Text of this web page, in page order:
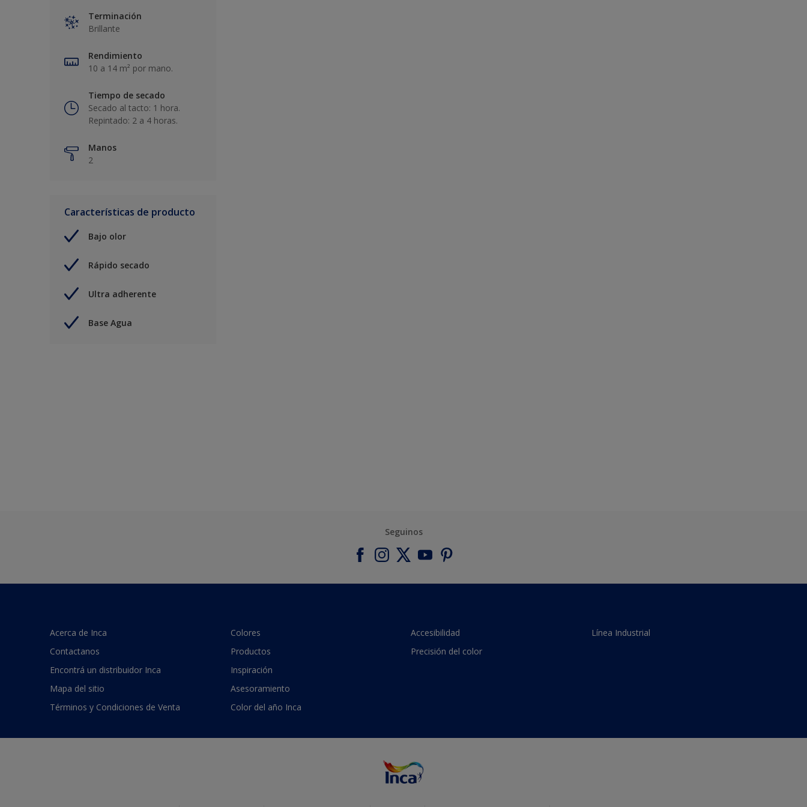
Terminación
Brillante
Rendimiento
10 a 14 m² por mano.
Tiempo de secado
Secado al tacto: 1 hora.
Repintado: 2 a 4 horas.
Manos
2
Características de producto
Bajo olor
Rápido secado
Ultra adherente
Base Agua
Seguinos
Acerca de Inca
Contactanos
Encontrá un distribuidor Inca
Mapa del sitio
Términos y Condiciones de Venta
Colores
Productos
Inspiración
Asesoramiento
Color del año Inca
Accesibilidad
Precisión del color
Línea Industrial